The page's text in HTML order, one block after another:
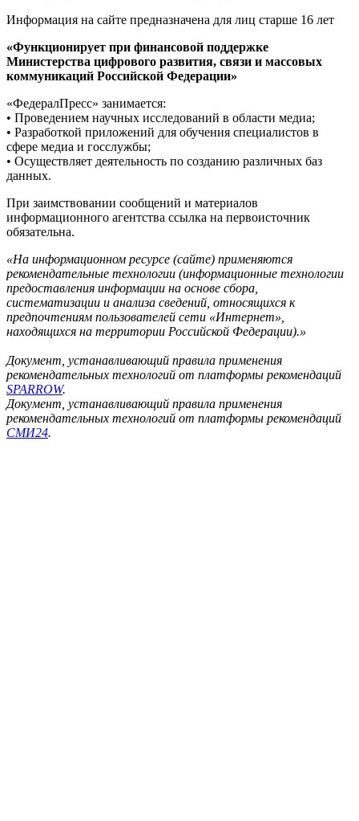
Информация на сайте предназначена для лиц старше 16 лет
«Функционирует при финансовой поддержке
Министерства цифрового развития, связи и массовых
коммуникаций Российской Федерации»
«ФедералПресс» занимается:
• Проведением научных исследований в области медиа;
• Разработкой приложений для обучения специалистов в
сфере медиа и госслужбы;
• Осуществляет деятельность по созданию различных баз
данных.
При заимствовании сообщений и материалов
информационного агентства ссылка на первоисточник
обязательна.
«На информационном ресурсе (сайте) применяются
рекомендательные технологии (информационные технологии
предоставления информации на основе сбора,
систематизации и анализа сведений, относящихся к
предпочтениям пользователей сети «Интернет»,
находящихся на территории Российской Федерации).»
Документ, устанавливающий правила применения
рекомендательных технологий от платформы рекомендаций
SPARROW.
Документ, устанавливающий правила применения
рекомендательных технологий от платформы рекомендаций
СМИ24.